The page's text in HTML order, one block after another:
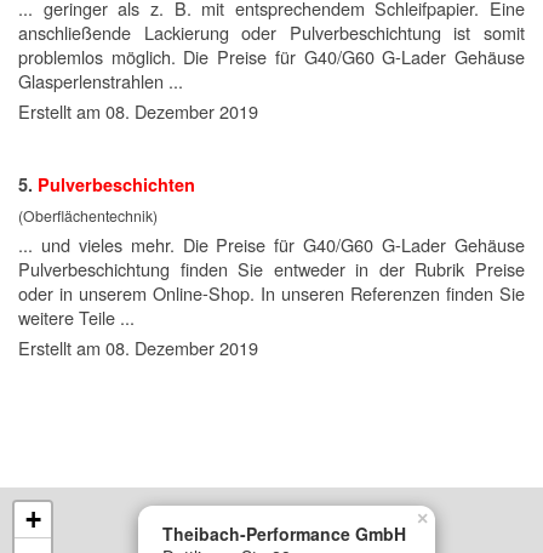
... geringer als z. B. mit entsprechendem Schleifpapier. Eine
anschließende Lackierung oder Pulverbeschichtung ist somit
problemlos möglich. Die Preise für G40/G60 G-Lader Gehäuse
Glasperlenstrahlen ...
Erstellt am 08. Dezember 2019
5. Pulverbeschichten
(Oberflächentechnik)
... und vieles mehr. Die Preise für G40/G60 G-Lader Gehäuse
Pulverbeschichtung finden Sie entweder in der Rubrik Preise
oder in unserem Online-Shop. In unseren Referenzen finden Sie
weitere Teile ...
Erstellt am 08. Dezember 2019
Theibach-Performance GmbH
×
+